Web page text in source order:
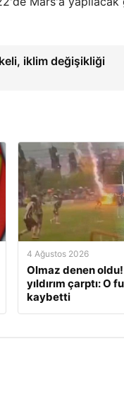
iklim değişikliği
4 Ağustos 2026
Olmaz denen oldu!
yıldırım çarptı: O
kaybetti